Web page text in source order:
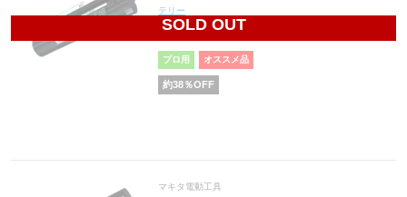
SOLD OUT
テリー
6,014
プロ用 オススメ品
約38％OFF
マキタ電動工具